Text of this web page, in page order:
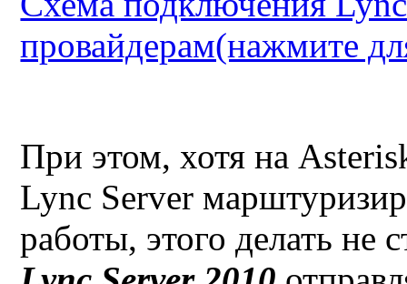
провайдерам(нажмите
При этом, хотя на
Lync Server
работы, этого делать не